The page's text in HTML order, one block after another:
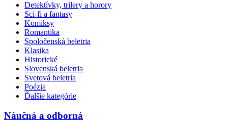
Detektívky, trilery a horory
Sci-fi a fantasy
Komiksy
Romantika
Spoločenská beletria
Klasika
Historické
Slovenská beletria
Svetová beletria
Poézia
Ďalšie kategórie
Náučná a odborná